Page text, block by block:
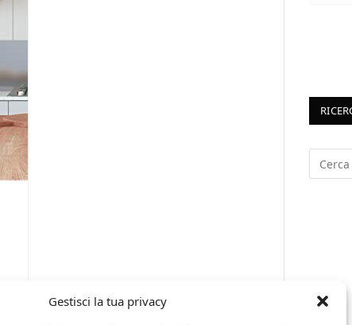
Gestisci la tua privacy